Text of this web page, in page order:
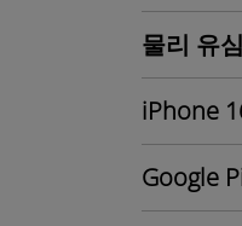
물리 유
iPhone
Google